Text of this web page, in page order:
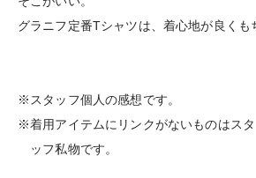
グラニフ定番Tシャツは、着心地が良くも
※スタッフ個人の感想です。
※着用アイテムにリンクがないものはス
ッフ私物です。